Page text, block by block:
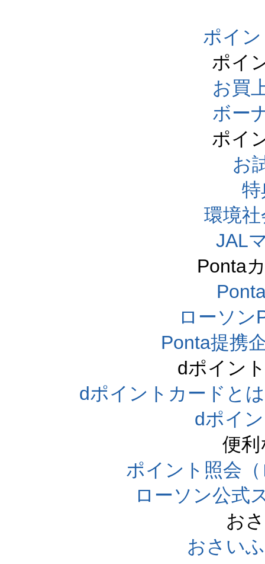
ポイ
ポイ
お買
ボー
ポイ
お
環境
JAL
Ponta
ローソン
Ponta提携
dポイン
dポイントカードと
dポイ
便
ポイント照会
ローソン公式
お
おさい